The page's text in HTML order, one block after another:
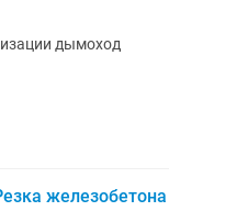
дымоход
железобетона